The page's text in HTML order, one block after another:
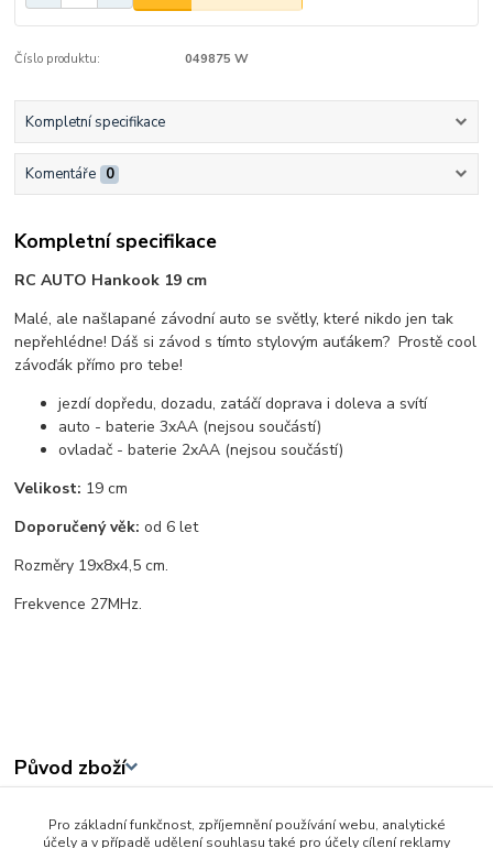
Číslo produktu: 049875 W
Kompletní specifikace
Komentáře 0
Kompletní specifikace
RC AUTO Hankook 19 cm
Malé, ale našlapané závodní auto se světly, které nikdo jen tak
nepřehlédne! Dáš si závod s tímto stylovým auťákem? Prostě cool
závoďák přímo pro tebe!
jezdí dopředu, dozadu, zatáčí doprava i doleva a svítí
auto - baterie 3xAA (nejsou součástí)
ovladač - baterie 2xAA (nejsou součástí)
Velikost: 19 cm
Doporučený věk:od 6 let
Rozměry 19x8x4,5 cm.
Frekvence 27MHz.
Původ zboží
Zboží zařazeno v kategoriích
Pro základní funkčnost, zpříjemnění používání webu, analytické
účely a v případě udělení souhlasu také pro účely cílení reklamy